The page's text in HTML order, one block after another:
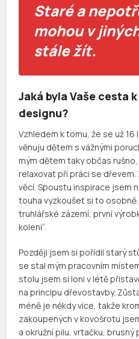
Staré a
mohou v
stále žít.
Jaká byla Vaše cesta
designu?
Vzhledem k tomu, že se už
věnuju dětem s vážnými
mým dětem taky občas
relaxovat při práci se
věcí. Spoustu inspirace jsem
touha vyzkoušet si to
truhlářské zázemí, první
koleni“.
Později jsem si pořídil starý
se stal mým pracovním
stolu jsem si loni v létě
na principu dřevostavby.
méně je někdy více, takže
zakoupených v kovošrotu
a okružní pilu, vrtačku, brusný